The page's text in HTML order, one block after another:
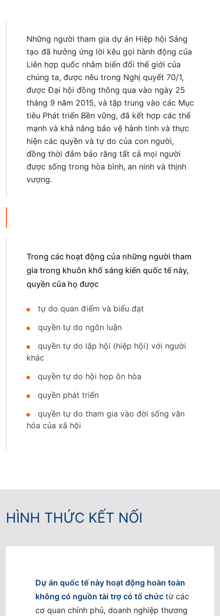
Những người tham gia dự án Hiệp hội Sáng
tạo đã hưởng ứng lời kêu gọi hành động của
Liên hợp quốc nhằm biến đổi thế giới của
chúng ta, được nêu trong Nghị quyết 70/1,
được Đại hội đồng thông qua vào ngày 25
tháng 9 năm 2015, và tập trung vào các Mục
tiêu Phát triển Bền vững, đã kết hợp các thế
mạnh và khả năng bảo vệ hành tinh và thực
hiện các quyền và tự do của con người,
đồng thời đảm bảo rằng tất cả mọi người
được sống trong hòa bình, an ninh và thịnh
vượng.
Trong các hoạt động của những người tham
gia trong khuôn khổ sáng kiến ​​quốc tế này,
quyền của họ được
tự do quan điểm và biểu đạt
quyền tự do ngôn luận
quyền tự do lập hội (hiệp hội) với người
khác
quyền tự do hội họp ôn hòa
quyền phát triển
quyền tự do tham gia vào đời sống văn
hóa của xã hội
HÌNH THỨC KẾT NỐI
Dự án quốc tế này hoạt động hoàn toàn
không có nguồn tài trợ có tổ chức từ các
cơ quan chính phủ, doanh nghiệp thương